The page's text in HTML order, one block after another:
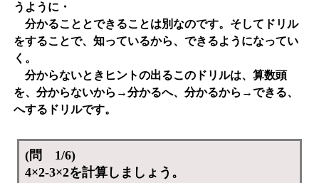
うように・
分かることとできることは別なのです。そしてドリル
をすることで、知っているから、できるようになってい
く。
分からないときヒントの出るこのドリルは、算数頭
を、分からないから→分かるへ、分かるから→できる、
へするドリルです。
(問 1/6)
4×2-3×2を計算しましょう。